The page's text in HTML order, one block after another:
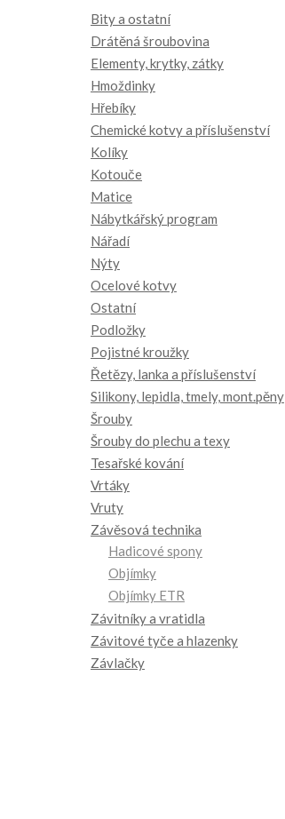
Bity a ostatní
Drátěná šroubovina
Elementy, krytky, zátky
Hmoždinky
Hřebíky
Chemické kotvy a příslušenství
Kolíky
Kotouče
Matice
Nábytkářský program
Nářadí
Nýty
Ocelové kotvy
Ostatní
Podložky
Pojistné kroužky
Řetězy, lanka a příslušenství
Silikony, lepidla, tmely, mont.pěny
Šrouby
Šrouby do plechu a texy
Tesařské kování
Vrtáky
Vruty
Závěsová technika
Hadicové spony
Objímky
Objímky ETR
Závitníky a vratidla
Závitové tyče a hlazenky
Závlačky